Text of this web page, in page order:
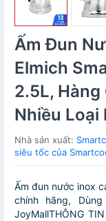
Ấm Đun
Elmich
2.5L,
Nhiều Loại
Nhà sản xuất:
siêu tốc của
Ấm đun nước inox
chính hãng,
JoyMallTHÔNG